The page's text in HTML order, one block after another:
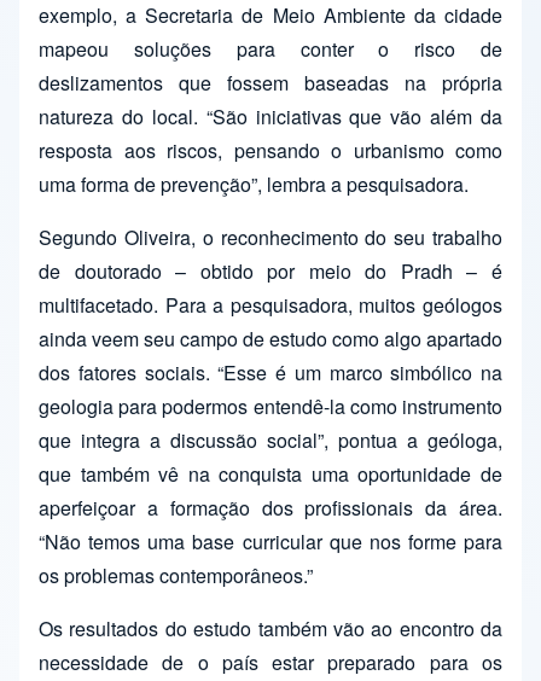
exemplo, a Secretaria de Meio Ambiente da cidade
mapeou soluções para conter o risco de
deslizamentos que fossem baseadas na própria
natureza do local. “São iniciativas que vão além da
resposta aos riscos, pensando o urbanismo como
uma forma de prevenção”, lembra a pesquisadora.
Segundo Oliveira, o reconhecimento do seu trabalho
de doutorado – obtido por meio do Pradh – é
multifacetado. Para a pesquisadora, muitos geólogos
ainda veem seu campo de estudo como algo apartado
dos fatores sociais. “Esse é um marco simbólico na
geologia para podermos entendê-la como instrumento
que integra a discussão social”, pontua a geóloga,
que também vê na conquista uma oportunidade de
aperfeiçoar a formação dos profissionais da área.
“Não temos uma base curricular que nos forme para
os problemas contemporâneos.”
Os resultados do estudo também vão ao encontro da
necessidade de o país estar preparado para os